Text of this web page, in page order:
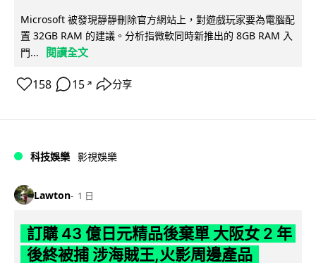
Microsoft 被發現靜靜刪除官方網站上，對遊戲玩家要為電腦配
置 32GB RAM 的建議。分析指微軟同時新推出的 8GB RAM 入
門...
閱讀全文
158 15 ↗ 分享
科技娛樂 影視娛樂
Lawton 1 日
訂購 43 億日元精品後棄單 大阪女 2 年
後終被捕 涉海賊王,火影周邊產品